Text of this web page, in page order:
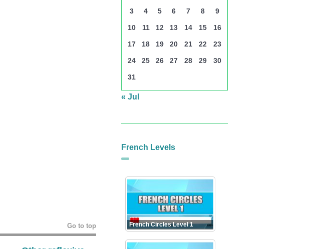
Go to top
3 4 5 6 7 8 9
10 11 12 13 14 15 16
17 18 19 20 21 22 23
24 25 26 27 28 29 30
31
« Jul
French Levels
French Circles Level 1